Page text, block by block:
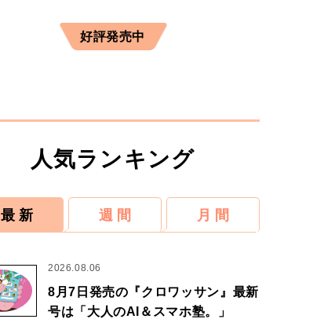
好評発売中
人気ランキング
最 新 週 間 月 間
2026.08.06
8月7日発売の『クロワッサン』最新
号は「大人のAI＆スマホ塾。」